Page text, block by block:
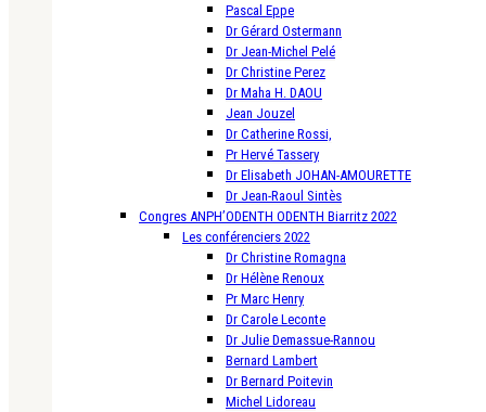
Pascal Eppe
Dr Gérard Ostermann
Dr Jean-Michel Pelé
Dr Christine Perez
Dr Maha H. DAOU
Jean Jouzel
Dr Catherine Rossi,
Pr Hervé Tassery
Dr Elisabeth JOHAN-AMOURETTE
Dr Jean-Raoul Sintès
Congres ANPH’ODENTH ODENTH Biarritz 2022
Les conférenciers 2022
Dr Christine Romagna
Dr Hélène Renoux
Pr Marc Henry
Dr Carole Leconte
Dr Julie Demassue-Rannou
Bernard Lambert
Dr Bernard Poitevin
Michel Lidoreau